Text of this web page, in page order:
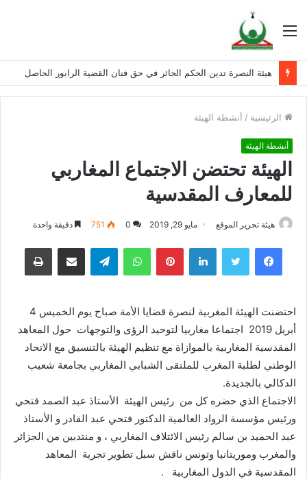
القائمة
هيئة النصرة تدين الحكم الجائر في حق فنان القضية الرابور الحاصل
الرئيسية / أنشطة الهيئة
أنشطة الهيئة
الهيئة تحتضن الاجتماع المغاربي
للمعارف المقدسية
هيئة تحرير الموقع مايو 29, 2019 0
751 دقيقة واحدة
فيسبوك تويتر لينكدإن بينتيريستواتساب تيلقرام مشاركة عبر البريد طباعة
احتضنت الهيئة المغربية لنصرة قضايا الأمة صباح يوم الخميس 4
أبريل 2019 اجتماعا مغاربيا لتوحيد الرؤى والتوجهات حول المعاهد
المقدسية المغاربية بالموازاة مع تنظيم الهيئة بالتنسيق مع الاتحاد
الوطني لطلبة المغرب للملتقى الشبابي المغاربي بجامعة شعيب
الدكالي بالجديدة.
الاجتماع الذي حضره كل من رئيس الهيئة الأستاذ عبد الصمد فتحي
ورئيس مؤسسة الرواد العالمية الدكتور فتحي عبد القادر و الأستاذ
عبد الحميد بن سالم رئيس الائتلاف المغاربي ، و منتدبين من الجزائر
والمغرب وموريتانيا وتونس ناقش سبل تطوير تجربة المعاهد
المقدسية في الدول المغاربية .